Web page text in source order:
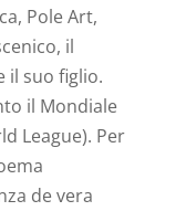
Pole Art,
il
il suo figlio.
il Mondiale
League). Per
de vera